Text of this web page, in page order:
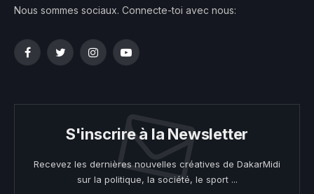
Nous sommes sociaux. Connecte-toi avec nous:
FacebookTwitterInstagramYouTube
S'inscrire à la Newsletter
Recevez les dernières nouvelles créatives de DakarMidi
sur la politique, la société, le sport ...